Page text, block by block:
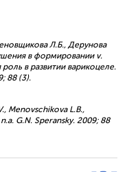
Л.Б., Дерунова
в формировании v.
в развитии варикоцеле.
88 (3).
Menovschikova L.B.,
G.N. Speransky. 2009; 88